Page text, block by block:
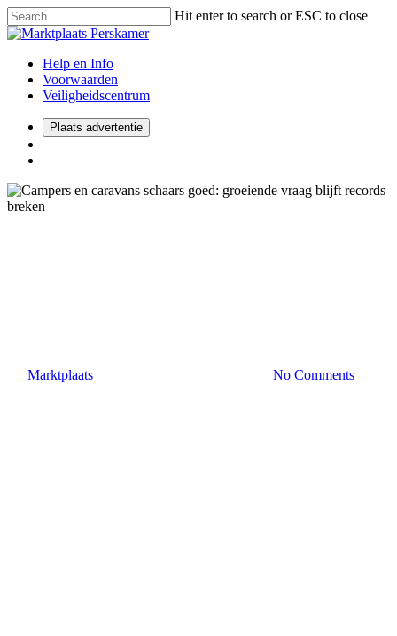
Hit enter to search or ESC to close
Help en Info
Voorwaarden
Veiligheidscentrum
Plaats advertentie
Marktplaats No Comments